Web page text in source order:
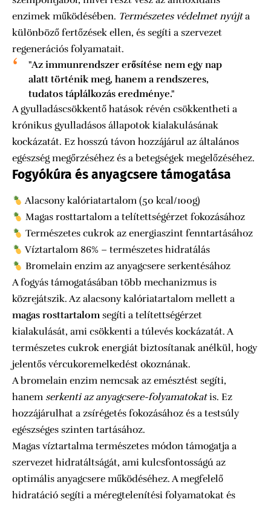
enzimek működésében. Természetes védelmet nyújta
különböző fertőzések ellen, és segíti a szervezet
regenerációs folyamatait.
"Az immunrendszer erősítése nem egy nap
alatt történik meg, hanem a rendszeres,
tudatos táplálkozás eredménye."
A gyulladáscsökkentő hatások révén csökkentheti a
krónikus gyulladásos állapotok kialakulásának
kockázatát. Ez hosszú távon hozzájárul az általános
egészség megőrzéséhez és a betegségek megelőzéséhez.
Fogyókúra és anyagcsere támogatása
Alacsony kalóriatartalom (50 kcal/100g)
Magas rosttartalom a telítettségérzet fokozásához
Természetes cukrok az energiaszint fenntartásához
Víztartalom 86% – természetes hidratálás
Bromelain enzim az anyagcsere serkentésához
A fogyás támogatásában több mechanizmus is
közrejátszik. Az alacsony kalóriatartalom mellett a
magas rosttartalom segíti a telítettségérzet
kialakulását, ami csökkenti a túlevés kockázatát. A
természetes cukrok energiát biztosítanak anélkül, hogy
jelentős vércukoremelkedést okoznának.
A bromelain enzim nemcsak az emésztést segíti,
hanem serkenti az anyagcsere-folyamatokatis. Ez
hozzájárulhat a zsírégetés fokozásához és a testsúly
egészséges szinten tartásához.
Magas víztartalma természetes módon támogatja a
szervezet hidratáltságát, ami kulcsfontosságú az
optimális anyagcsere működéséhez. A megfelelő
hidratáció segíti a méregtelenítési folyamatokat és